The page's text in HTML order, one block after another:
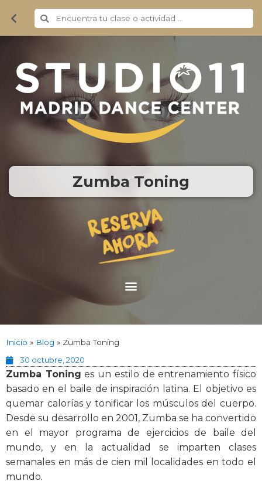
Zumba Toning
Inicio » Blog » Zumba Toning
30 octubre, 2020
Zumba Toning es un estilo de entrenamiento físico
basado en el baile de inspiración latina. El objetivo es
quemar calorías y tonificar los músculos del cuerpo.
Desde su desarrollo en 2001, Zumba se ha convertido
en el mayor programa de ejercicios de baile del
mundo, y ​​en la actualidad se imparten clases
semanales en más de cien mil localidades en todo el
mundo.